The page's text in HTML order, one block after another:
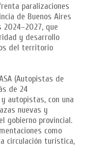
paralizaciones
de Buenos Aires
2024–2027, que
y desarrollo
del territorio
(Autopistas de
de 24
autopistas, con una
nuevas y
gobierno provincial.
como
circulación turística,